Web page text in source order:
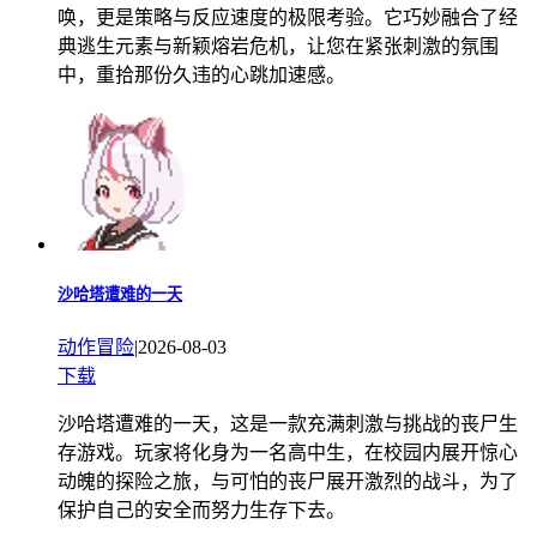
唤，更是策略与反应速度的极限考验。它巧妙融合了经
典逃生元素与新颖熔岩危机，让您在紧张刺激的氛围
中，重拾那份久违的心跳加速感。
沙哈塔遭难的一天
动作冒险|2026-08-03
下载
沙哈塔遭难的一天，这是一款充满刺激与挑战的丧尸生
存游戏。玩家将化身为一名高中生，在校园内展开惊心
动魄的探险之旅，与可怕的丧尸展开激烈的战斗，为了
保护自己的安全而努力生存下去。